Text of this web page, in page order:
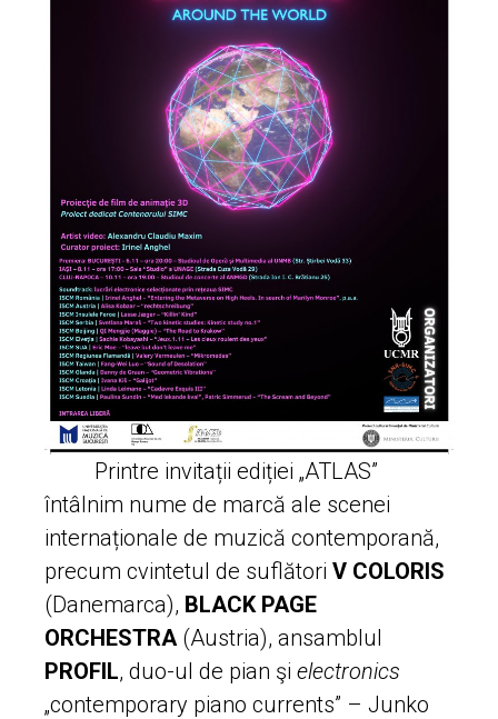
Printre invitații ediției „ATLAS”
întâlnim nume de marcă ale scenei
internaționale de muzică contemporană,
precum cvintetul de suflători V COLORIS
(Danemarca), BLACK PAGE
ORCHESTRA (Austria), ansamblul
PROFIL, duo-ul de pian şi electronics
„contemporary piano currents” – Junko